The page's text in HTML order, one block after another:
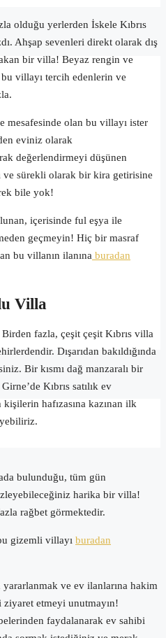
olduğu yerlerden İskele Kıbrıs
Ahşap sevenleri direkt olarak dış
bir villa! Beyaz rengin ve
villayı tercih edenlerin ve
mesafesinde olan bu villayı ister
eviniz olarak
değerlendirmeyi düşünen
ve sürekli olarak bir kira getirisine
bile yok!
içerisinde ful eşya ile
geçmeyin! Hiç bir masraf
bu villanın ilanına buradan
Villa
fazla, çeşit çeşit Kıbrıs villa
Dışarıdan bakıldığında
Bir kısmı dağ manzaralı bir
Kıbrıs satılık ev
hafızasına kazınan ilk
bulunduğu, tüm gün
izleyebileceğiniz harika bir villa!
rağbet görmektedir.
gizemli villayı buradan
yararlanmak ve ev ilanlarına hakim
etmeyi unutmayın!
faydalanarak ev sahibi